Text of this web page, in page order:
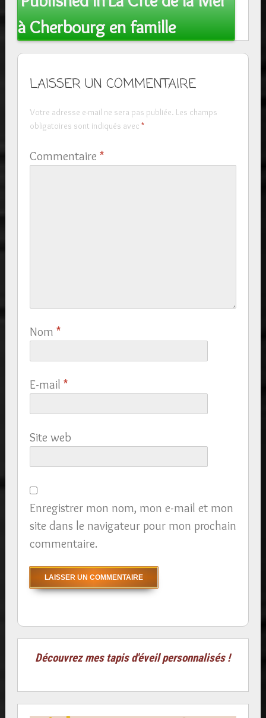
navigation
à Cherbourg en famille
LAISSER UN COMMENTAIRE
Votre adresse e-mail ne sera pas publiée. Les champs
obligatoires sont indiqués avec *
Commentaire *
Nom *
E-mail *
Site web
Enregistrer mon nom, mon e-mail et mon
site dans le navigateur pour mon prochain
commentaire.
Découvrez mes tapis d'éveil personnalisés !